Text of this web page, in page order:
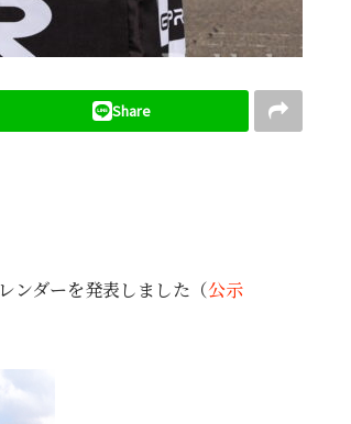
Share
ンダーを発表しました（公示